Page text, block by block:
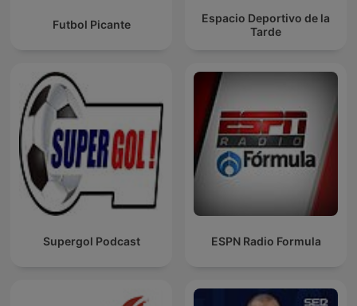
Futbol Picante
Espacio Deportivo de la
Tarde
Supergol Podcast ESPN Radio Formula